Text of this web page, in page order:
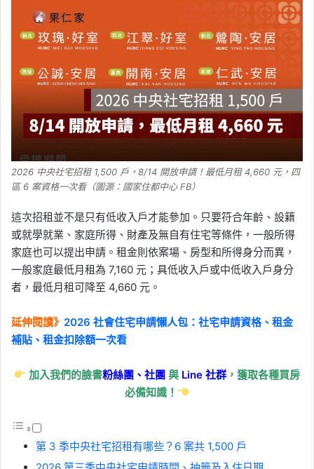
2026 中央社宅招租 1,500 戶，8/14 開放申請！最低月租 4,660 元，四
區 6 案資格一次看（圖源：國家住都中心 FB）
這次招租並不是只有低收入戶才能參加。只要符合年齡、設籍
或就學就業、家庭所得、財產及無自有住宅等條件，一般所得
家庭也可以提出申請。租金則依案場、房型和所得身分而異，
一般家庭最低月租為 7,160 元；具低收入戶或中低收入戶身分
者，最低月租可降至 4,660 元。
延伸閱讀》 2026 社會住宅申請懶人包：社宅申請資格、租金
補貼、租金扣除額一次看
加入我們的臉書粉絲團、社團與 Line社群 ，獲取各種買房
必備知識！
第 3 季中央社宅招租有哪些？6 案共 1,500 戶